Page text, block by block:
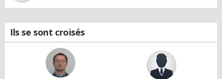
Ils se sont croisés